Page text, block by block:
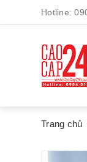
Hotline:
Trang chủ